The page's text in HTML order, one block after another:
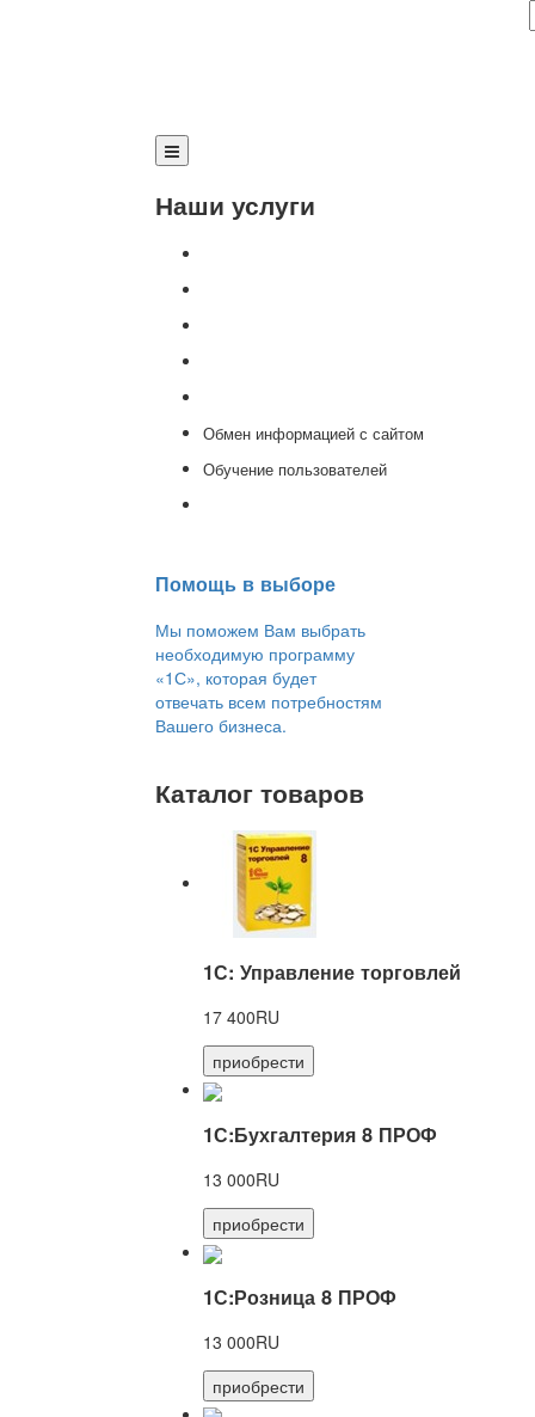
Наши услуги
Обмен информацией с сайтом
Обучение пользователей
Помощь в выборе
Мы поможем Вам выбрать
необходимую программу
«1С», которая будет
отвечать всем потребностям
Вашего бизнеса.
Каталог товаров
1С: Управление торговлей
17 400RU
приобрести
1С:Бухгалтерия 8 ПРОФ
13 000RU
приобрести
1С:Розница 8 ПРОФ
13 000RU
приобрести